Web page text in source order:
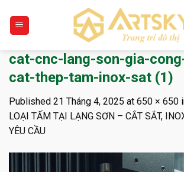
content
cat-cnc-lang-son-gia-
cat-thep-tam-inox-sat (1)
Published 21 Tháng 4, 2025 at 650 × 650
LOẠI TẤM TẠI LẠNG SƠN – CẮT SẮT,
YÊU CẦU